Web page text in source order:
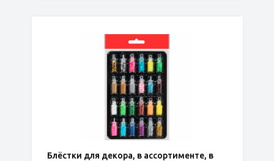
Блёстки для декора, в ассортименте, в